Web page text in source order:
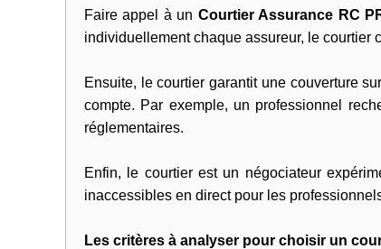
Faire appel à un Courtier Assurance RC
individuellement chaque assureur, le courtier
Ensuite, le courtier garantit une couverture
compte. Par exemple, un professionnel
réglementaires.
Enfin, le courtier est un négociateur
inaccessibles en direct pour les
Les critères à analyser pour choisir un